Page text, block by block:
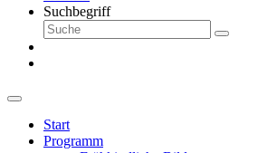
Suchbegriff
Start
Programm